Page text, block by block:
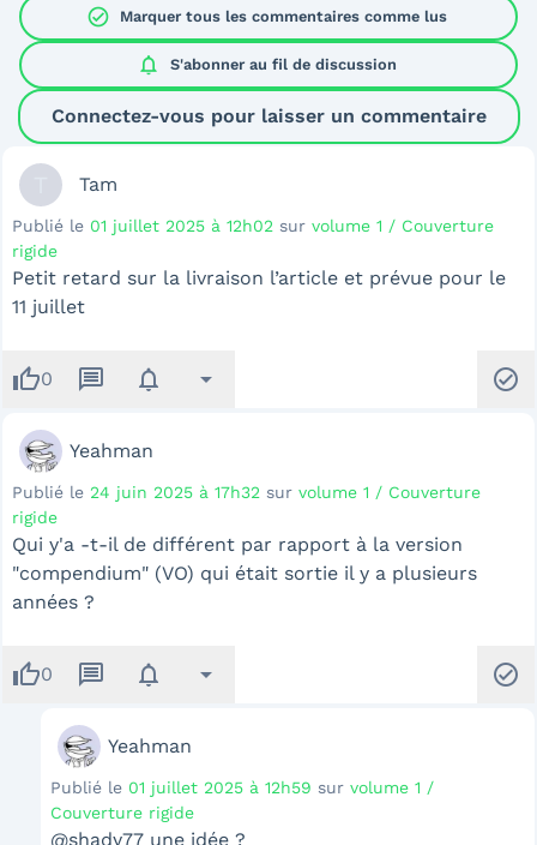
check_circle Marquer tous les commentaires comme lus
notifications S'abonner au fil de discussion
Connectez-vous pour laisser un commentaire
Tam
Publié le 01 juillet 2025 à 12h02 sur volume 1 / Couverture
rigide
Petit retard sur la livraison l’article et prévue pour le
11 juillet
thumb_up0 message notifications arrow_drop_down check_circle
Yeahman
Publié le 24 juin 2025 à 17h32 sur volume 1 / Couverture
rigide
Qui y'a -t-il de différent par rapport à la version
"compendium" (VO) qui était sortie il y a plusieurs
années ?
thumb_up0 message notifications arrow_drop_down check_circle
Yeahman
Publié le 01 juillet 2025 à 12h59 sur volume 1 /
Couverture rigide
@shady77 une idée ?